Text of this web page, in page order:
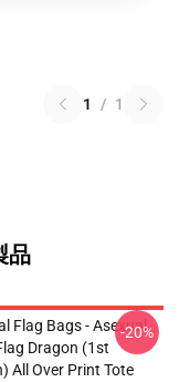
1 / 1
品
Flag Bags - Asexual
Dragon (1st
All Over Print Tote
-20%